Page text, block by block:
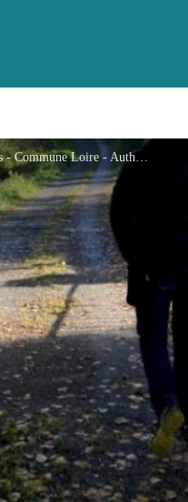
Sentier La ronde des arbres - Commune Loire - Authion